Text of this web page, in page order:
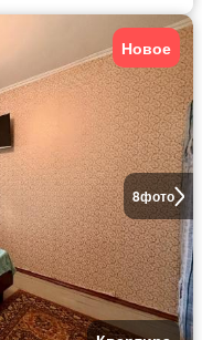
8фото
Новое